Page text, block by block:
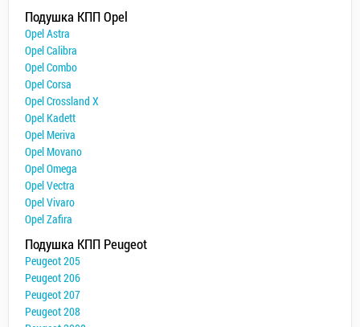
Подушка КПП Opel
Opel Astra
Opel Calibra
Opel Combo
Opel Corsa
Opel Crossland X
Opel Kadett
Opel Meriva
Opel Movano
Opel Omega
Opel Vectra
Opel Vivaro
Opel Zafira
Подушка КПП Peugeot
Peugeot 205
Peugeot 206
Peugeot 207
Peugeot 208